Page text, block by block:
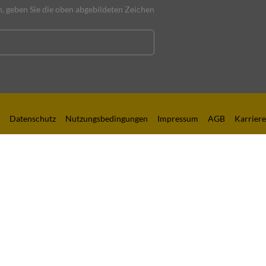
geben Sie die oben abgebildeten Zeichen
Datenschutz Nutzungsbedingungen Impressum AGB Karriere